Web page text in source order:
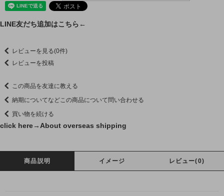
LINE友だち追加はこちら←
レビューを見る(0件)
レビューを投稿
この商品を友達に教える
納期についてなどこの商品について問い合わせる
買い物を続ける
click here→ About overseas shipping
商品説明 イメージ レビュー(0)